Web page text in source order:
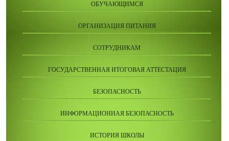
ОБУЧАЮЩИМСЯ
ОРГАНИЗАЦИЯ ПИТАНИЯ
СОТРУДНИКАМ
ГОСУДАРСТВЕННАЯ ИТОГОВАЯ АТТЕСТАЦИЯ
БЕЗОПАСНОСТЬ
ИНФОРМАЦИОННАЯ БЕЗОПАСНОСТЬ
ИСТОРИЯ ШКОЛЫ